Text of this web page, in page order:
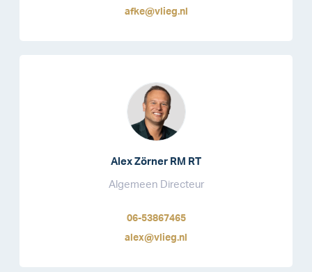
afke@vlieg.nl
Alex Zörner RM RT
Algemeen Directeur
06-53867465
alex@vlieg.nl